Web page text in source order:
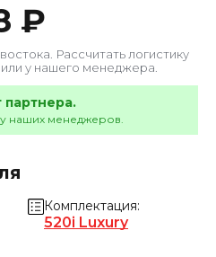
₽
. Рассчитать логистику
у нашего менеджера.
партнера.
наших менеджеров.
Комплектация
520i Luxury